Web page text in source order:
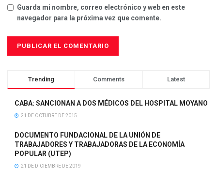
Guarda mi nombre, correo electrónico y web en este
navegador para la próxima vez que comente.
Trending Comments Latest
CABA: SANCIONAN A DOS MÉDICOS DEL HOSPITAL MOYANO
21 DE OCTUBRE DE 2015
DOCUMENTO FUNDACIONAL DE LA UNIÓN DE
TRABAJADORES Y TRABAJADORAS DE LA ECONOMÍA
POPULAR (UTEP)
21 DE DICIEMBRE DE 2019